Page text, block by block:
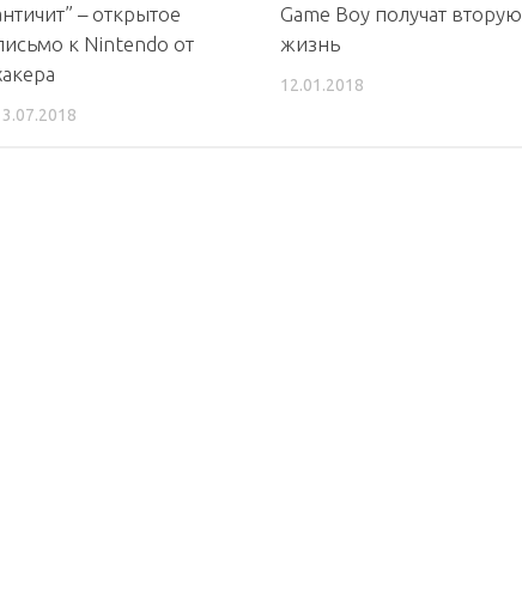
– открытое
к Nintendo от
Game Boy получат вторую
жизнь
12.01.2018